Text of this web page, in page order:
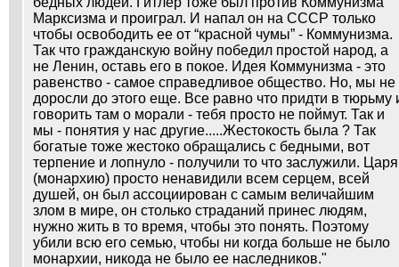
Марксизма и проиграл. И напал он на СССР только
чтобы освободить ее от “красной чумы” - Коммунизма.
Так что гражданскую войну победил простой народ, а
не Ленин, оставь его в покое. Идея Коммунизма - это
равенство - самое справедливое общество. Но, мы не
доросли до этого еще. Все равно что придти в тюрьму
говорить там о морали - тебя просто не поймут. Так и
мы - понятия у нас другие.....Жестокость была ? Так
богатые тоже жестоко обращались с бедными, вот
терпение и лопнуло - получили то что заслужили. Царя
(монархию) просто ненавидили всем серцем, всей
душей, он был ассоциирован с самым величайшим
злом в мире, он столько страданий принес людям,
нужно жить в то время, чтобы это понять. Поэтому
убили всю его семью, чтобы ни когда больше не было
монархии, никода не было ее наследников."